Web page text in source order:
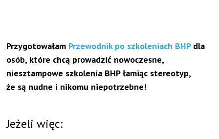
Przygotowałam Przewodnik po szkoleniach BHPdla
osób, które chcą prowadzić nowoczesne,
niesztampowe szkolenia BHP łamiąc stereotyp,
że są nudne i nikomu niepotrzebne!
Jeżeli więc: